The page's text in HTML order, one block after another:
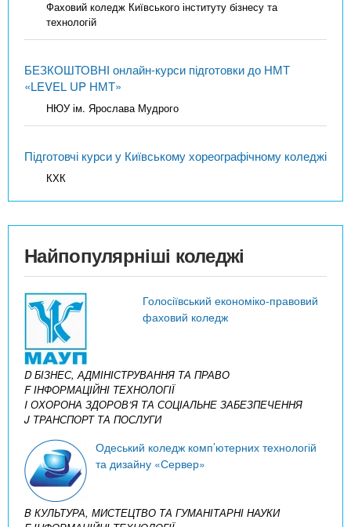
Фаховий коледж Київського інституту бізнесу та
технологій
БЕЗКОШТОВНІ онлайн-курси підготовки до НМТ
«LEVEL UP НМТ»
НЮУ ім. Ярослава Мудрого
Підготовчі курси у Київському хореографічному коледжі
КХК
Найпопулярніші коледжі
Голосіївський економіко-правовий
фаховий коледж
D БІЗНЕС, АДМІНІСТРУВАННЯ ТА ПРАВО
F ІНФОРМАЦІЙНІ ТЕХНОЛОГІЇ
I ОХОРОНА ЗДОРОВ’Я ТА СОЦІАЛЬНЕ ЗАБЕЗПЕЧЕННЯ
J ТРАНСПОРТ ТА ПОСЛУГИ
Одеський коледж комп’ютерних технологій
та дизайну «Сервер»
B КУЛЬТУРА, МИСТЕЦТВО ТА ГУМАНІТАРНІ НАУКИ